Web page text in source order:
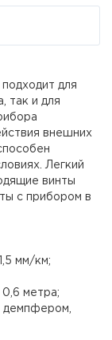
для
так и для
внешних
Легкий
винты
с прибором в
мм/км;
метра;
демпфером,